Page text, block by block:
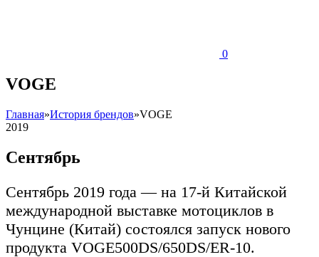
0
VOGE
Главная»История брендов»VOGE
2019
Сентябрь
Сентябрь 2019 года — на 17-й Китайской
международной выставке мотоциклов в
Чунцине (Китай) состоялся запуск нового
продукта VOGE500DS/650DS/ER-10.